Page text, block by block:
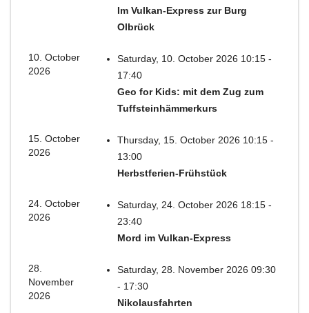
Im Vulkan-Express zur Burg
Olbrück
10. October
2026
Saturday, 10. October 2026 10:15 -
17:40
Geo for Kids: mit dem Zug zum
Tuffsteinhämmerkurs
15. October
2026
Thursday, 15. October 2026 10:15 -
13:00
Herbstferien-Frühstück
24. October
2026
Saturday, 24. October 2026 18:15 -
23:40
Mord im Vulkan-Express
28.
November
2026
Saturday, 28. November 2026 09:30
- 17:30
Nikolausfahrten